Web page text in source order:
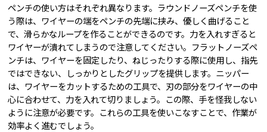
ペンチの使い方はそれぞれ異なります。ラウンドノーズペンチを使
う際は、ワイヤーの端をペンチの先端に挟み、優しく曲げること
で、滑らかなループを作ることができるのです。力を入れすぎると
ワイヤーが潰れてしまうので注意してください。フラットノーズペ
ンチは、ワイヤーを固定したり、ねじったりする際に使用し、指先
ではできない、しっかりとしたグリップを提供します。ニッパー
は、ワイヤーをカットするための工具で、刃の部分をワイヤーの中
心に合わせて、力を入れて切りましょう。この際、手を怪我しない
ように注意が必要です。これらの工具を使いこなすことで、作業が
効率よく進むでしょう。